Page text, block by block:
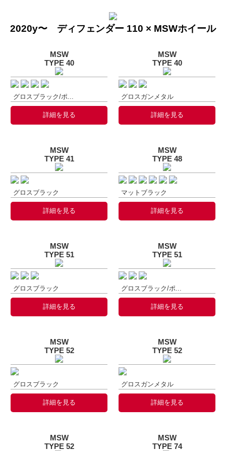
2020y〜 ディフェンダー 110 × MSWホイール
MSW
TYPE 40
グロスブラック/ポ...
詳細を見る
MSW
TYPE 40
グロスガンメタル
詳細を見る
MSW
TYPE 41
グロスブラック
詳細を見る
MSW
TYPE 48
マットブラック
詳細を見る
MSW
TYPE 51
グロスブラック
詳細を見る
MSW
TYPE 51
グロスブラック/ポ...
詳細を見る
MSW
TYPE 52
グロスブラック
詳細を見る
MSW
TYPE 52
グロスガンメタル
詳細を見る
MSW
TYPE 52
MSW
TYPE 74